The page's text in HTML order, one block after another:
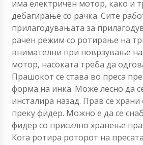
има електричен мотор, како и
дебагирање со рачка. Сите
прилагодувањата за
рачен режим со ротирање на
внимателни при поврзување
мотор, насоката треба да
Прашокот се става во преса
форма на инка. Може лесно да
инсталира назад. Прав се
преку фидер. Можно е да се
фидер со присилно хранење
Кога ротира роторот на